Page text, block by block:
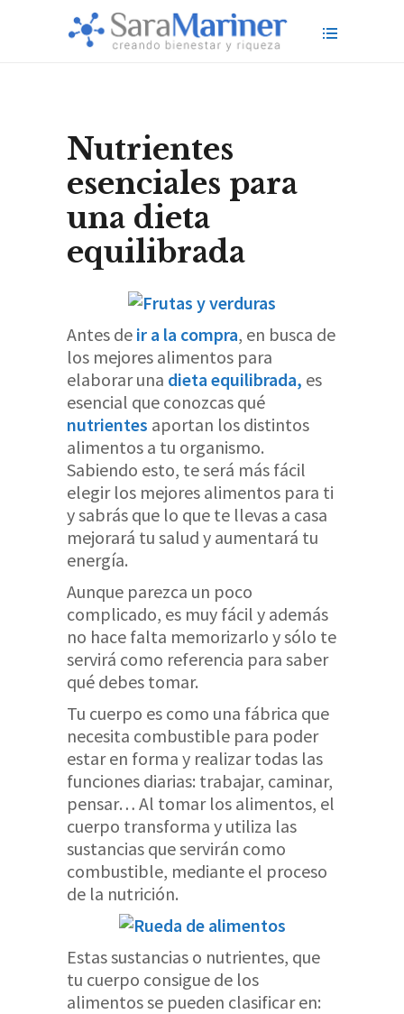
Nutrientes
esenciales para
una dieta
equilibrada
Antes de ir a la compra, en busca de
los mejores alimentos para
elaborar una dieta equilibrada, es
esencial que conozcas qué
nutrientes aportan los distintos
alimentos a tu organismo.
Sabiendo esto, te será más fácil
elegir los mejores alimentos para ti
y sabrás que lo que te llevas a casa
mejorará tu salud y aumentará tu
energía.
Aunque parezca un poco
complicado, es muy fácil y además
no hace falta memorizarlo y sólo te
servirá como referencia para saber
qué debes tomar.
Tu cuerpo es como una fábrica que
necesita combustible para poder
estar en forma y realizar todas las
funciones diarias: trabajar, caminar,
pensar… Al tomar los alimentos, el
cuerpo transforma y utiliza las
sustancias que servirán como
combustible, mediante el proceso
de la nutrición.
Estas sustancias o nutrientes, que
tu cuerpo consigue de los
alimentos se pueden clasificar en: